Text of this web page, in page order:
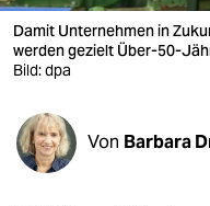
verlag
veranstaltungen
fragen & hilfe
Damit Unternehmen in
werden gezielt Über-50-
Bild: dpa
Von Barbara